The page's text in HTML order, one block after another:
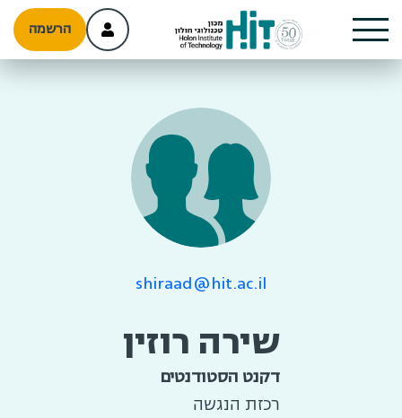
הרשמה
shiraad@hit.ac.il
שירה רוזין
דקנט הסטודנטים
רכזת הנגשה